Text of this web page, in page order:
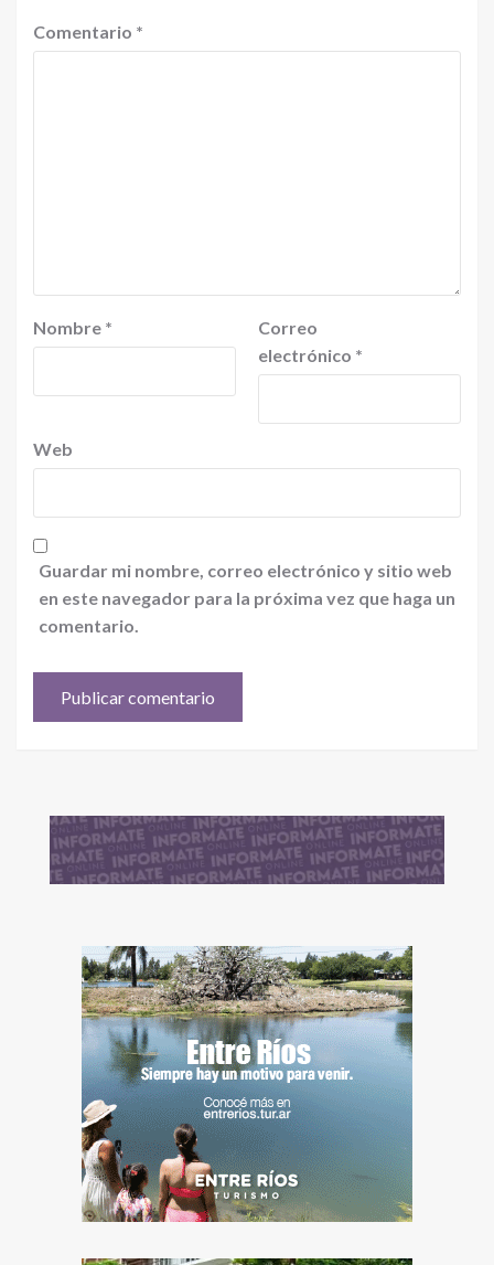
Comentario *
Nombre *
Correo
electrónico *
Web
Guardar mi nombre, correo electrónico y sitio web
en este navegador para la próxima vez que haga un
comentario.